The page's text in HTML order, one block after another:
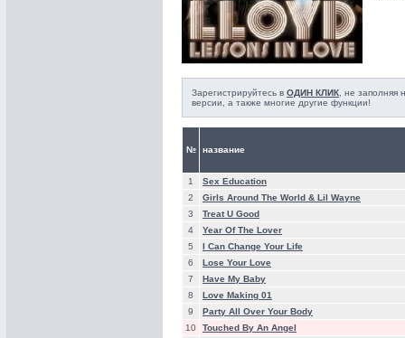
Зарегистрируйтесь в ОДИН КЛИК , не
версии, а также многие другие функции!
№ название
1
Sex Education
2
Girls Around The World & Lil Wayne
3
Treat U Good
4
Year Of The Lover
5
I Can Change Your Life
6
Lose Your Love
7
Have My Baby
8
Love Making 01
9
Party All Over Your Body
10
Touched By An Angel